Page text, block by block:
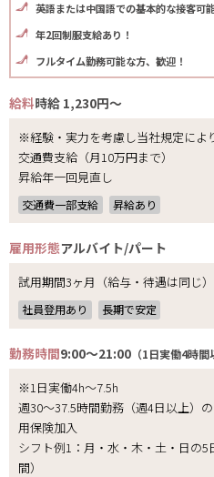
英語または中国語での基本的な接客可
年2回制服支給あり！
フルタイム勤務可能な方、歓迎！
給料時給 1,230円～
※経験・実力を考慮し当社規定によ
交通費支給（月10万円まで）
昇給年一回見直し
交通費一部支給 昇給あり
雇用形態アルバイト/パート
試用期間3ヶ月（給与・待遇は同じ）
社員登用あり 長期で安定
勤務時間9:00～21:00 （1日実働4時間
※1日実働4h～7.5h
週30～37.5時間勤務（週4日以上
用保険加入
シフト例1：月・水・木・土・日の
間）